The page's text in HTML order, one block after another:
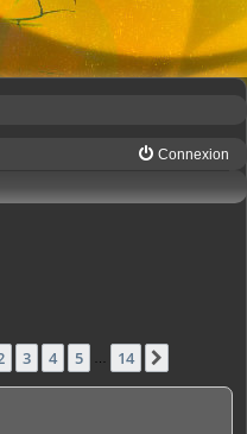
Connexion
sur14
3 4 5 14